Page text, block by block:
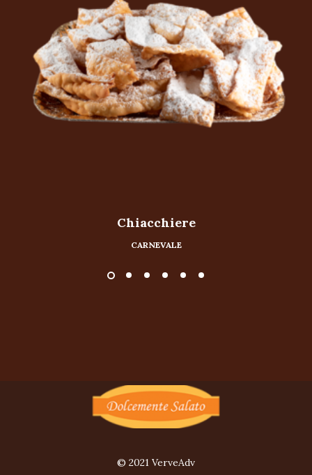
Chiacchiere
CARNEVALE
© 2021 VerveAdv